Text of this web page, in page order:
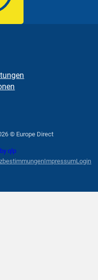
© Europe Direct
qlp
ImpressumLogin